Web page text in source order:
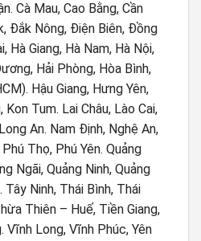
Cà Mau, Cao Bằng, Cần
Đắk Nông, Điện Biên, Đồng
Hà Giang, Hà Nam, Hà Nội,
Hải Phòng, Hòa Bình,
Hậu Giang, Hưng Yên,
Kon Tum. Lai Châu, Lào Cai,
An. Nam Định, Nghệ An,
Thọ, Phú Yên. Quảng
Ngãi, Quảng Ninh, Quảng
Tây Ninh, Thái Bình, Thái
Thiên – Huế, Tiền Giang,
Vĩnh Long, Vĩnh Phúc, Yên